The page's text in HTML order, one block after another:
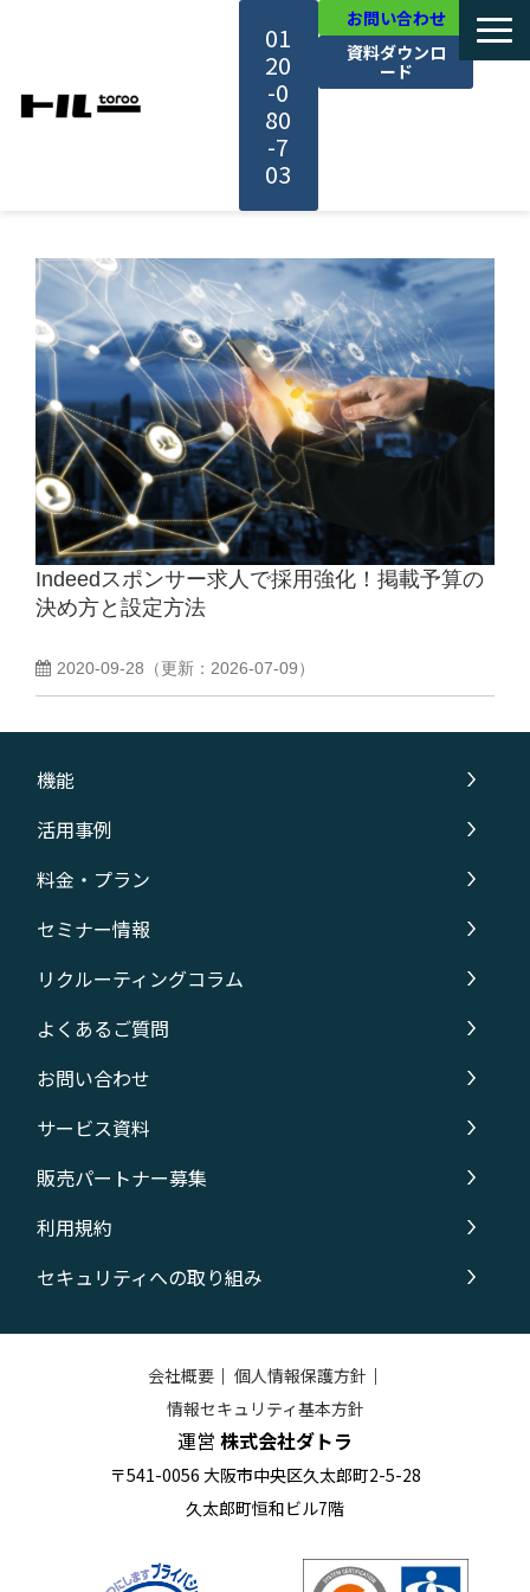
01
20
-0
80
-7
03
お問い合わせ
資料ダウンロ
ード
機能・サービス紹介
活用事例
料金・プラン
セミナー一覧
よくあるご質問
Indeedスポンサー求人で採用強化！掲載予算の
決め方と設定方法
2020-09-28 （更新： 2026-07-09）
機能
活用事例
料金・プラン
セミナー情報
リクルーティングコラム
よくあるご質問
お問い合わせ
サービス資料
販売パートナー募集
利用規約
セキュリティへの取り組み
会社概要｜ 個人情報保護方針 ｜
情報セキュリティ基本方針
運営 株式会社ダトラ
〒541-0056 大阪市中央区久太郎町2-5-28
久太郎町恒和ビル7階